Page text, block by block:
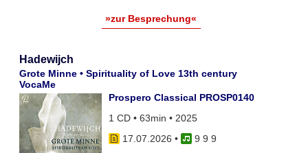
»zur Besprechung«
Hadewijch
Grote Minne • Spirituality of Love 13th century
VocaMe
Prospero Classical PROSP0140
1 CD • 63min • 2025
17.07.2026 •
9 9 9